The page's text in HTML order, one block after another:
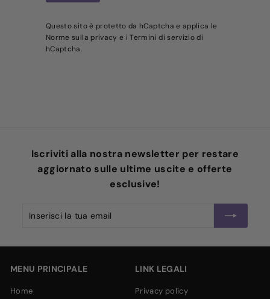
Questo sito è protetto da hCaptcha e applica le
Norme sulla privacy e iTermini di serviziodi
hCaptcha.
Iscriviti alla nostra newsletter per restare
aggiornato sulle ultime uscite e offerte
esclusive!
Inserisci
Iscriviti
MENU PRINCIPALE
home
LINK LEGALI
privacy policy